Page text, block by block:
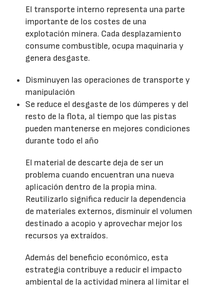
El transporte interno representa una parte
importante de los costes de una
explotación minera. Cada desplazamiento
consume combustible, ocupa maquinaria y
genera desgaste.
Disminuyen las operaciones de transporte y
manipulación
Se reduce el desgaste de los dúmperes y del
resto de la flota, al tiempo que las pistas
pueden mantenerse en mejores condiciones
durante todo el año
El material de descarte deja de ser un
problema cuando encuentran una nueva
aplicación dentro de la propia mina.
Reutilizarlo significa reducir la dependencia
de materiales externos, disminuir el volumen
destinado a acopio y aprovechar mejor los
recursos ya extraídos.
Además del beneficio económico, esta
estrategia contribuye a reducir el impacto
ambiental de la actividad minera al limitar el